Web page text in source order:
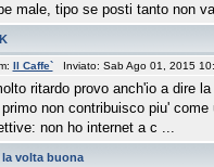
male, tipo se posti tanto non
Il Caffe`Inviato: Sab Ago 01, 2015
ritardo provo anch'io a dire
primo non contribuisco piu'
non ho internet a c ...
volta buona